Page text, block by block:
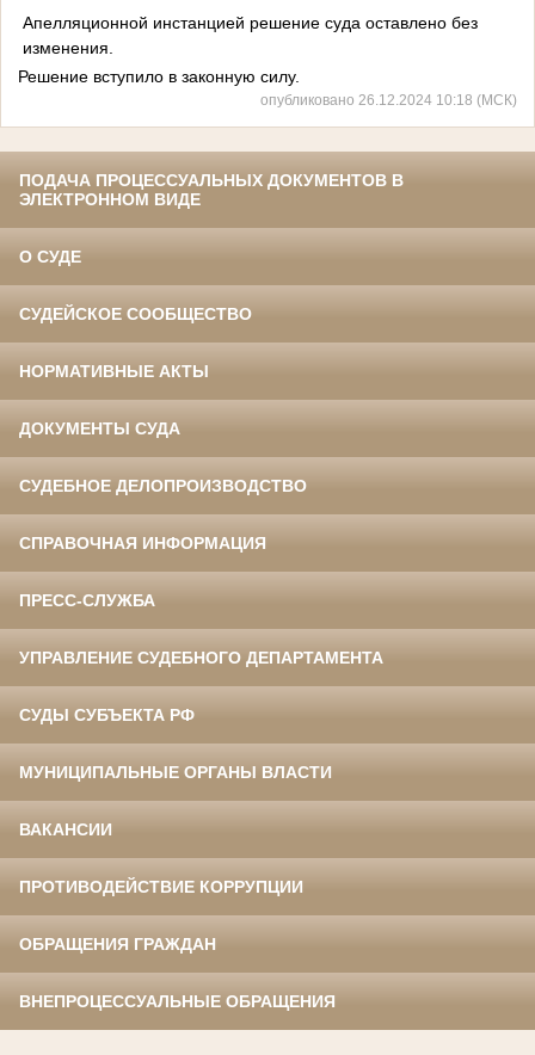
Апелляционной инстанцией решение суда оставлено без
изменения.
Решение вступило в законную силу.
опубликовано 26.12.2024 10:18 (МСК)
ПОДАЧА ПРОЦЕССУАЛЬНЫХ ДОКУМЕНТОВ В
ЭЛЕКТРОННОМ ВИДЕ
О СУДЕ
СУДЕЙСКОЕ СООБЩЕСТВО
НОРМАТИВНЫЕ АКТЫ
ДОКУМЕНТЫ СУДА
СУДЕБНОЕ ДЕЛОПРОИЗВОДСТВО
СПРАВОЧНАЯ ИНФОРМАЦИЯ
ПРЕСС-СЛУЖБА
УПРАВЛЕНИЕ СУДЕБНОГО ДЕПАРТАМЕНТА
СУДЫ СУБЪЕКТА РФ
МУНИЦИПАЛЬНЫЕ ОРГАНЫ ВЛАСТИ
ВАКАНСИИ
ПРОТИВОДЕЙСТВИЕ КОРРУПЦИИ
ОБРАЩЕНИЯ ГРАЖДАН
ВНЕПРОЦЕССУАЛЬНЫЕ ОБРАЩЕНИЯ